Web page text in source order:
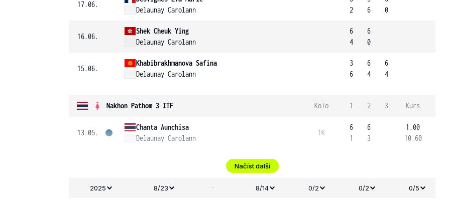
17.06.
Delaunay Carolann
2
6
0
16.06.
Shek Cheuk Ying
Delaunay Carolann
6
4
6
0
15.06.
Khabibrakhmanova Safina
Delaunay Carolann
3
6
6
4
6
4
Nakhon Pathom 3 ITF Kolo 1 2 3 Kurs
13.05.
Chanta Aunchisa
Delaunay Carolann
1K
6
1
6
3
1.00
10.60
Načíst další
2025 8/23 - 8/14 0/2 0/2 0/5